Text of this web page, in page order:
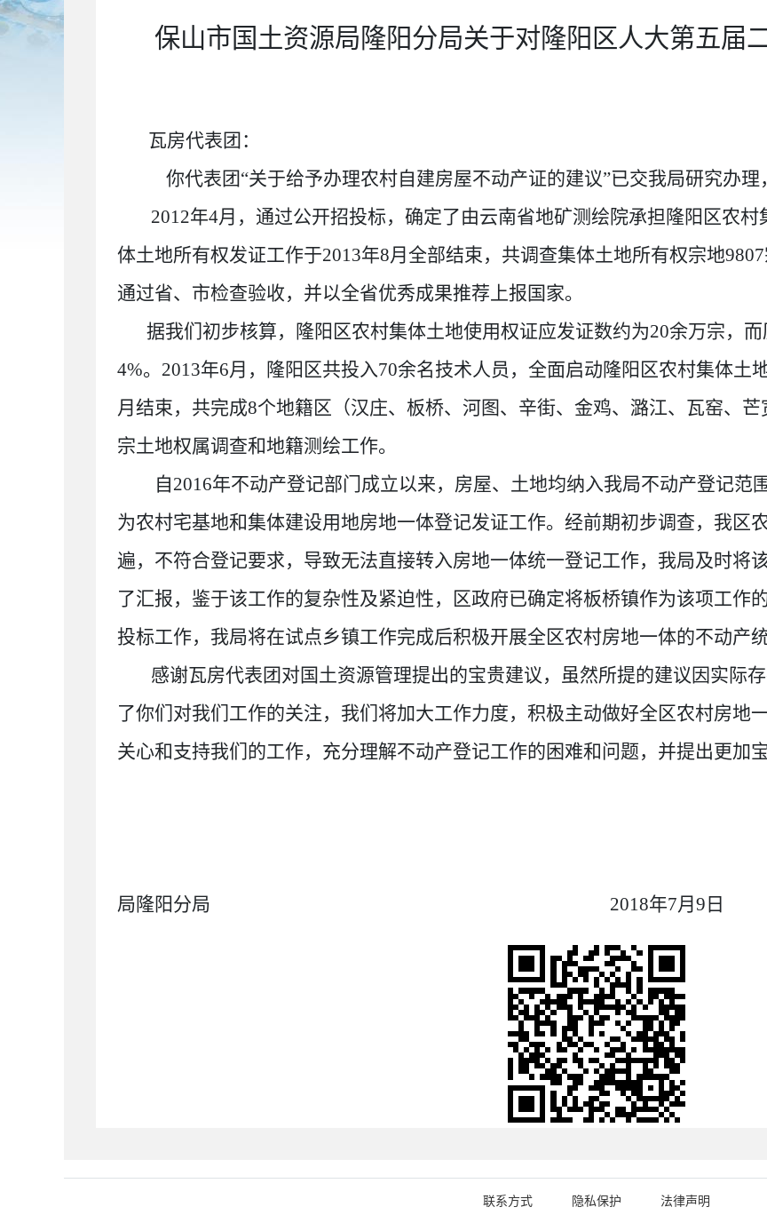
保山市国土资源局隆阳分局关于对隆阳区人大第五届
瓦房代表团：
你代表团“关于给予办理农村自建房屋不动产证的建议”已交我局研究办理
2012年4月，通过公开招投标，确定了由云南省地矿测绘院承担隆阳区农
体土地所有权发证工作于2013年8月全部结束，共调查集体土地所有权宗地9807
通过省、市检查验收，并以全省优秀成果推荐上报国家。
据我们初步核算，隆阳区农村集体土地使用权证应发证数约为20余万宗，
4%。 2013年6月，隆阳区共投入70余名技术人员，全面启动隆阳区农村集体土
月结束，共完成8个地籍区（汉庄、板桥、河图、辛街、金鸡、潞江、瓦窑、芒
宗土地权属调查和地籍测绘工作。
自2016年不动产登记部门成立以来，房屋、土地均纳入我局不动产登记范
为农村宅基地和集体建设用地房地一体登记发证工作。经前期初步调查，我区
遍，不符合登记要求，导致无法直接转入房地一体统一登记工作，我局及时将
了汇报，鉴于该工作的复杂性及紧迫性，区政府已确定将板桥镇作为该项工作
投标工作，我局将在试点乡镇工作完成后积极开展全区农村房地一体的不动产统
感谢瓦房代表团对国土资源管理提出的宝贵建议，虽然所提的建议因实际
了你们对我们工作的关注，我们将加大工作力度，积极主动做好全区农村房地
关心和支持我们的工作，充分理解不动产登记工作的困难和问题，并提出更加
保山市国
局隆阳分局
2018年7月 9 日
联系方式 隐私保护 法律声明